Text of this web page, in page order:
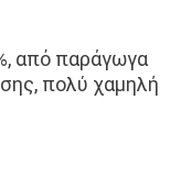
από παράγωγα
πολύ χαμηλή